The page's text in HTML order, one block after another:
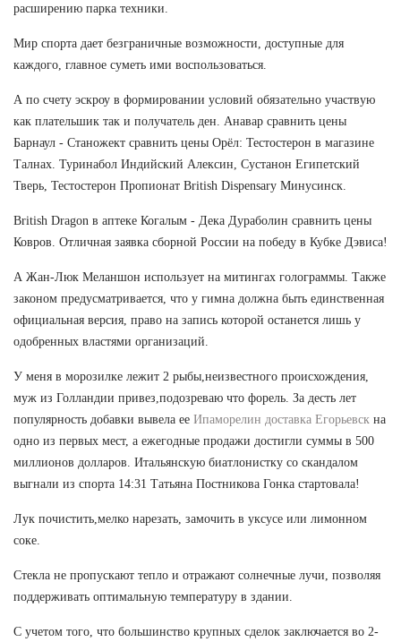
расширению парка техники.
Мир спорта дает безграничные возможности, доступные для
каждого, главное суметь ими воспользоваться.
А по счету эскроу в формировании условий обязательно участвую
как плательшик так и получатель ден. Анавар сравнить цены
Барнаул - Станожект сравнить цены Орёл: Тестостерон в магазине
Талнах. Туринабол Индийский Алексин, Сустанон Египетский
Тверь, Тестостерон Пропионат British Dispensary Минусинск.
British Dragon в аптеке Когалым - Дека Дураболин сравнить цены
Ковров. Отличная заявка сборной России на победу в Кубке Дэвиса!
А Жан-Люк Меланшон использует на митингах голограммы. Также
законом предусматривается, что у гимна должна быть единственная
официальная версия, право на запись которой останется лишь у
одобренных властями организаций.
У меня в морозилке лежит 2 рыбы,неизвестного происхождения,
муж из Голландии привез,подозреваю что форель. За десть лет
популярность добавки вывела ее Ипаморелин доставка Егорьевск на
одно из первых мест, а ежегодные продажи достигли суммы в 500
миллионов долларов. Итальянскую биатлонистку со скандалом
выгнали из спорта 14:31 Татьяна Постникова Гонка стартовала!
Лук почистить,мелко нарезать, замочить в уксусе или лимонном
соке.
Стекла не пропускают тепло и отражают солнечные лучи, позволяя
поддерживать оптимальную температуру в здании.
С учетом того, что большинство крупных сделок заключается во 2-